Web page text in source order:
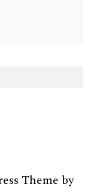
Theme by